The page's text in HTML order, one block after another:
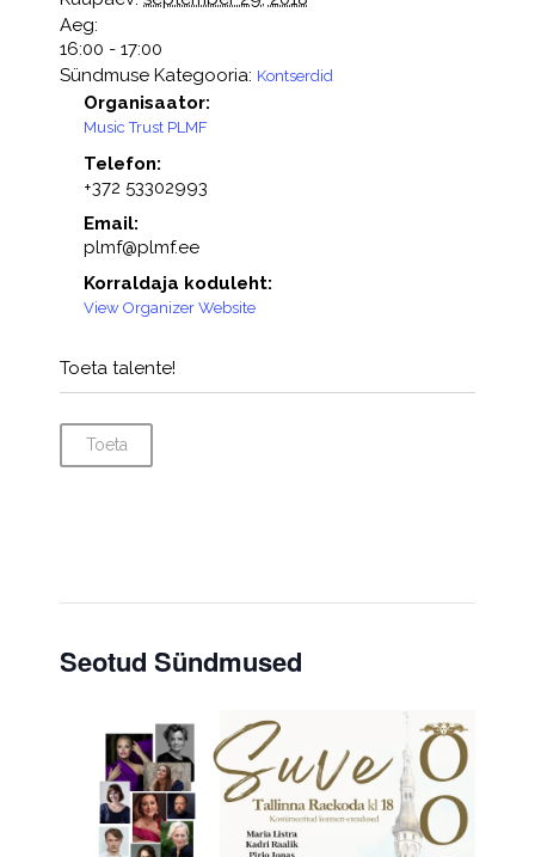
Aeg:
16:00 - 17:00
Sündmuse Kategooria: Kontserdid
Organisaator:
Music Trust PLMF
Telefon:
+372 53302993
Email:
plmf@plmf.ee
Korraldaja koduleht:
View Organizer Website
Toeta talente!
Toeta
Seotud Sündmused